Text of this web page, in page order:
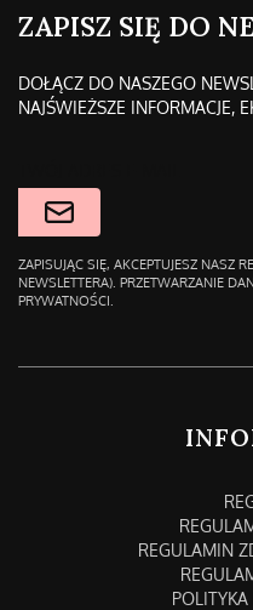
ZAPISZ SIĘ DO
DOŁĄCZ DO NASZEGO
NAJŚWIEŻSZE INFORMACJE,
ZAPISUJĄC SIĘ, AKCEPTUJESZ NASZ
NEWSLETTERA). PRZETWARZANIE
PRYWATNOŚCI.
REGULAMIN